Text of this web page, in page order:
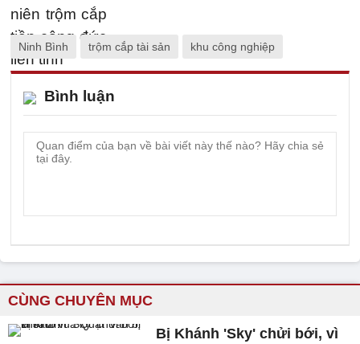
Ninh Bình trộm cắp tài sản khu công nghiệp
Bình luận
CÙNG CHUYÊN MỤC
Bị Khánh 'Sky' chửi bới, vì